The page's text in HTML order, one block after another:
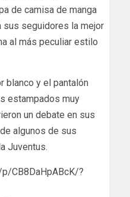
de camisa de manga
sus seguidores la mejor
al más peculiar estilo
blanco y el pantalón
estampados muy
un debate en sus
algunos de sus
Juventus.
CB8DaHpABcK/?